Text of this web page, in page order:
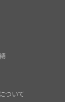
ついて